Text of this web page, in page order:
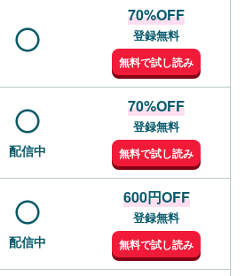
70%OFF
登録無料
無料で試し読み
配信中
70%OFF
登録無料
無料で試し読み
配信中
600円OFF
登録無料
無料で試し読み